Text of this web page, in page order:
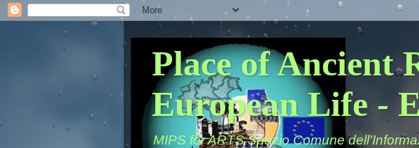
Place of Ancient
European Life -
MIPS for ARTS Spazio Comune